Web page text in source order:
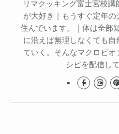
リマクッキング富士宮校
が大好き｜もうすぐ定年の
住んでいます。｜体は全部
に沿えば無理しなくても自
ていく。そんなマクロビオ
シピを配信し